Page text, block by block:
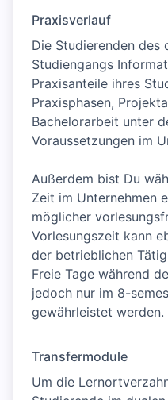
Praxisverlauf
Die Studierenden des
Studiengangs
Praxisanteile ihres
Praxisphasen,
Bachelorarbeit unter
Voraussetzungen im
Außerdem bist Du
Zeit im Unternehmen
möglicher
Vorlesungszeit kann
der betrieblichen
Freie Tage während
jedoch nur im 8-
gewährleistet werden.
Transfermodule
Um die